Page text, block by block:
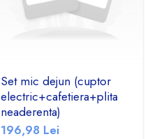
Set mic dejun (cuptor
electric+cafetiera+plita
neaderenta)
196,98 Lei